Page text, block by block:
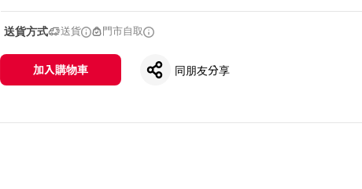
送貨方式 送貨 門市自取
加入購物車 同朋友分享